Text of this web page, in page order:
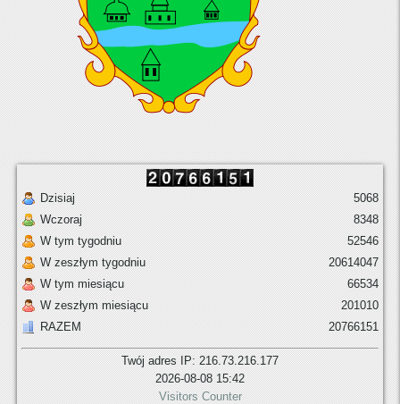
Dzisiaj
Wczoraj
W tym tygodniu
W zeszłym tygodniu
W tym miesiącu
W zeszłym miesiącu
RAZEM
5068
8348
52546
20614047
66534
201010
20766151
Twój adres IP: 216.73.216.177
2026-08-08 15:42
Visitors Counter